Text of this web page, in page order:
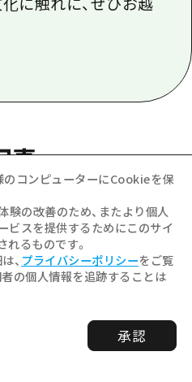
に触れに、ぜひお越
事
のコンピューターにCookieを保
験の改善のため、またより個人
ビスを提供するためにこのサイ
るものです。
、 プライバシーポリシーをご覧
の個人情報を追跡することは
承認